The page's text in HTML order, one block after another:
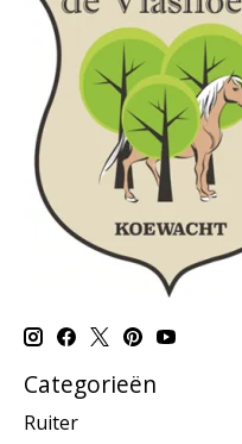
Categorieën
Ruiter